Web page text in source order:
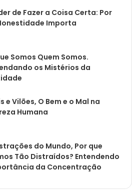
de Fazer a Coisa Certa: Por
Importa
Somos Quem Somos.
os Mistérios da
e Vilões, O Bem e o Mal na
Humana
do Mundo, Por que
Tão Distraídos? Entendendo
da Concentração